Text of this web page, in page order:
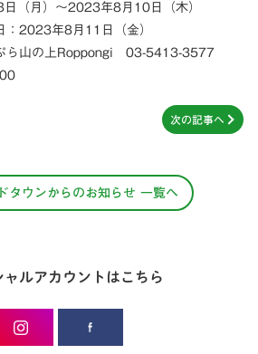
（月）～2023年8月10日（木）
：2023年8月11日（金）
ら山の上Roppongi 03-5413-3577
次の記事へ
タウンからのお知らせ 一覧へ
ャルアカウントはこちら